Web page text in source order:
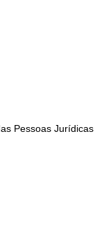
Pessoas Jurídicas